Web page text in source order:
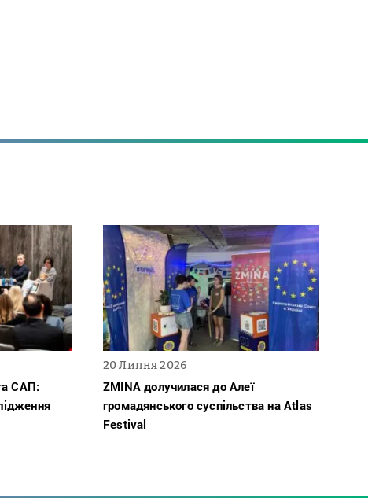
САП:
20 Липня 2026
ZMINA долучилася до Алеї
громадянського суспільства на Atlas
Festival